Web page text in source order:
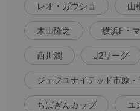
レオ・ガウショ 山
木山隆之 横浜F・
西川潤 J2リーグ
ジェフユナイテッド市原・
ちばぎんカップ ユ